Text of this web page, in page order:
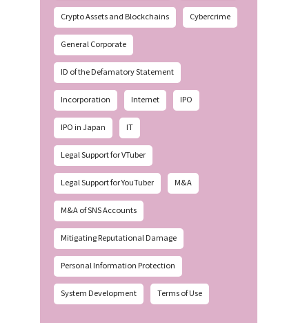
Crypto Assets and Blockchains Cybercrime
General Corporate
ID of the Defamatory Statement
Incorporation Internet IPO
IPO in Japan IT
Legal Support for VTuber
Legal Support for YouTuber M&A
M&A of SNS Accounts
Mitigating Reputational Damage
Personal Information Protection
System Development Terms of Use